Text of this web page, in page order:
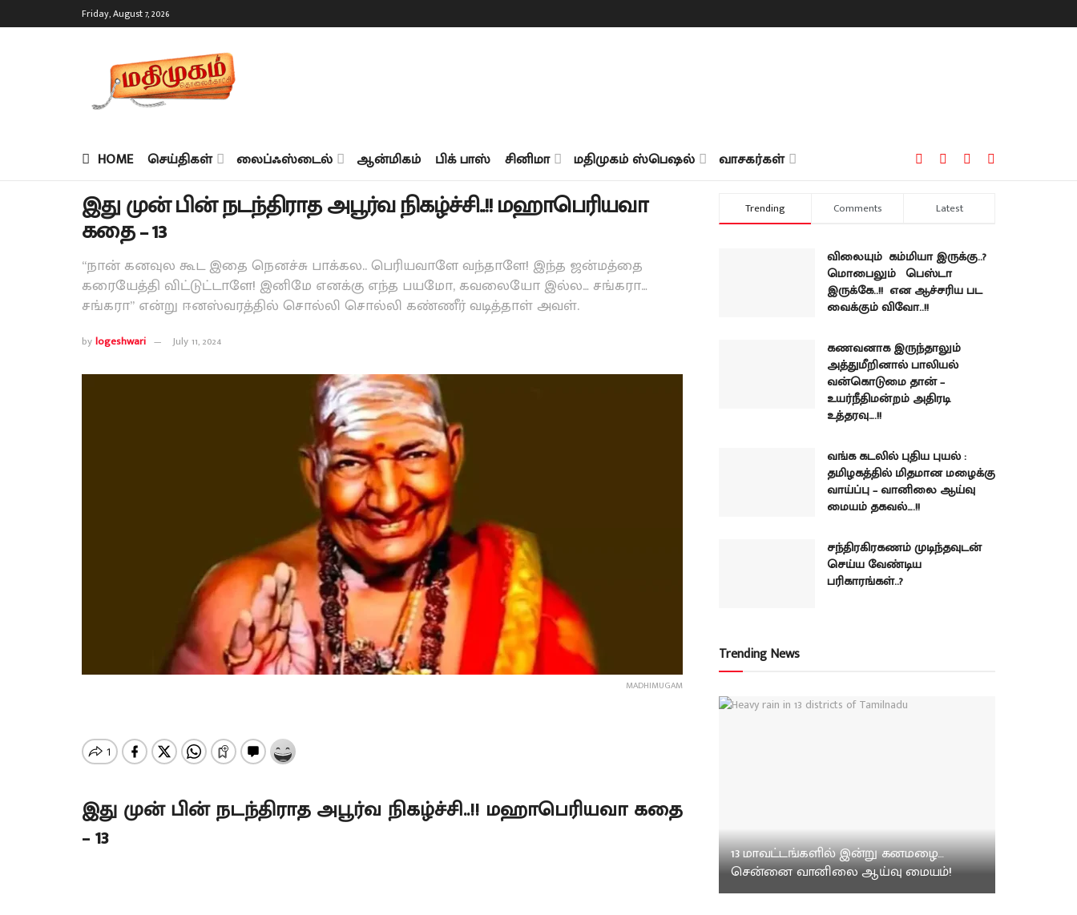
Friday, August 7, 2026
HOME செய்திகள் லைப்ஃஸ்டைல் ஆன்மிகம் பிக் பாஸ் சினிமா மதிமுகம் ஸ்பெஷல் வாசகர்கள்
இது முன் பின் நடந்திராத அபூர்வ நிகழ்ச்சி..!! மஹாபெரியவா
கதை – 13
“நான் கனவுல கூட இதை நெனச்சு பாக்கல.. பெரியவாளே வந்தாளே! இந்த ஜன்மத்தை
கரையேத்தி விட்டுட்டாளே! இனிமே எனக்கு எந்த பயமோ, கவலையோ இல்ல… சங்கரா…
சங்கரா” என்று ஈனஸ்வரத்தில் சொல்லி சொல்லி கண்ணீர் வடித்தாள் அவள்.
bylogeshwari July 11, 2024
MADHIMUGAM
இது முன் பின் நடந்திராத அபூர்வ நிகழ்ச்சி..!! மஹாபெரியவா கதை
– 13
Trending Comments Latest
விலையும் கம்மியா இருக்கு..?
மொபைலும் பெஸ்டா
இருக்கே..!! என ஆச்சரிய பட
வைக்கும் விவோ..!!
கணவனாக இருந்தாலும்
அத்துமீறினால் பாலியல்
வன்கொடுமை தான் –
உயர்நீதிமன்றம் அதிரடி
உத்தரவு….!!
வங்க கடலில் புதிய புயல் :
தமிழகத்தில் மிதமான மழைக்கு
வாய்ப்பு – வானிலை ஆய்வு
மையம் தகவல்….!!
சந்திரகிரகணம் முடிந்தவுடன்
செய்ய வேண்டிய
பரிகாரங்கள்..?
Trending News
13 மாவட்டங்களில் இன்று கனமழை…
சென்னை வானிலை ஆய்வு மையம்!